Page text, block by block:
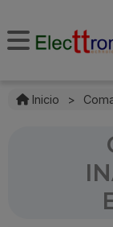
Inicio >